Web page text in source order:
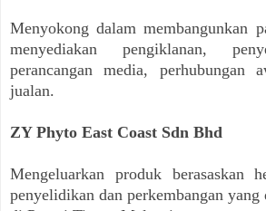
Menyokong dalam membangunkan
menyediakan pengiklanan,
perancangan media, perhubungan
jualan.
ZY Phyto East Coast Sdn Bhd
Mengeluarkan produk berasaskan
penyelidikan dan perkembangan